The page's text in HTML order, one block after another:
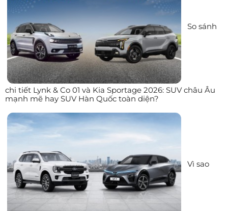
So sánh
chi tiết Lynk & Co 01 và Kia Sportage 2026: SUV châu Âu
mạnh mẽ hay SUV Hàn Quốc toàn diện?
Vì sao